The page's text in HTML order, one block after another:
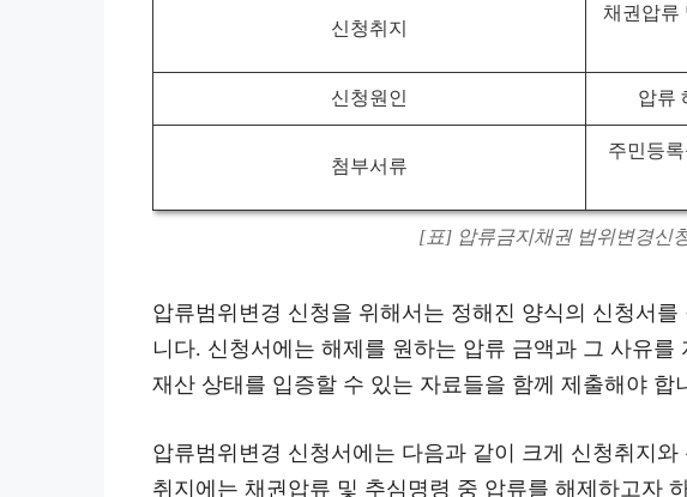
신청취지
채권압류
신청원인 압류
첨부서류
주민등
[표] 압류금지채권 법위변경신
압류범위변경 신청을 위해서는 정해진 양식의 신청서
니다. 신청서에는 해제를 원하는 압류 금액과 그 사유
재산 상태를 입증할 수 있는 자료들을 함께 제출해야 합
압류범위변경 신청서에는 다음과 같이 크게 신청취지
취지에는 채권압류 및 추심명령 중 압류를 해제하고자